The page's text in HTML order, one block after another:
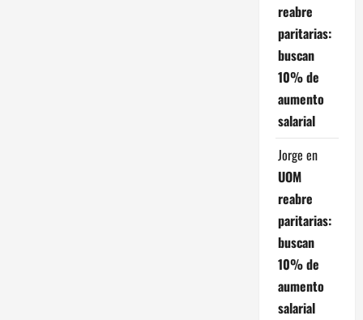
reabre
paritarias:
buscan
10% de
aumento
salarial
Jorge en
UOM
reabre
paritarias:
buscan
10% de
aumento
salarial